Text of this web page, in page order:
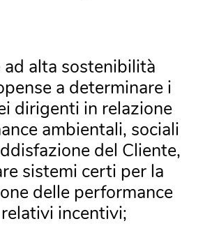
ad alta sostenibilità
a determinare i
dirigenti in relazione
ambientali, sociali
del Cliente,
sistemi certi per la
delle performance
incentivi;